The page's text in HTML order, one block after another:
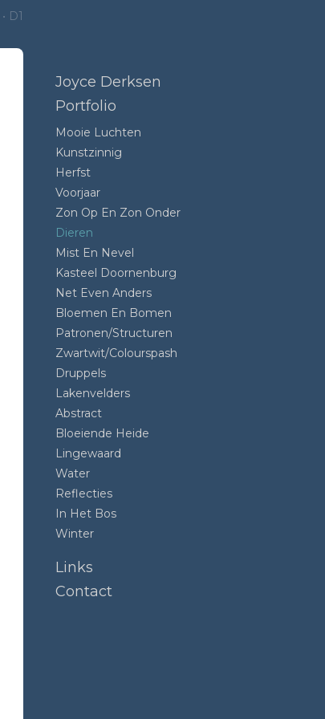
D1
Joyce Derksen
Portfolio
Mooie Luchten
Kunstzinnig
Herfst
Voorjaar
Zon Op En Zon Onder
Dieren
Mist En Nevel
Kasteel Doornenburg
Net Even Anders
Bloemen En Bomen
Patronen/structuren
Zwartwit/colourspash
Druppels
Lakenvelders
Abstract
Bloeiende Heide
Lingewaard
Water
Reflecties
In Het Bos
Winter
Links
Contact